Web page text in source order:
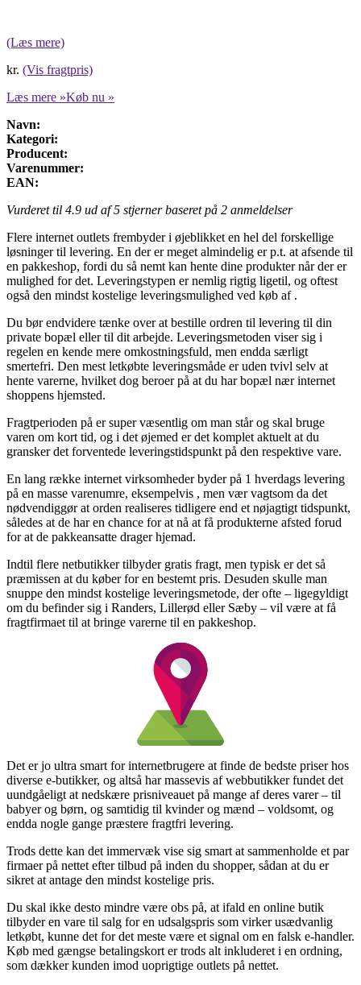
(Læs mere)
kr. (Vis fragtpris)
Læs mere »Køb nu »
Navn:
Kategori:
Producent:
Varenummer:
EAN:
Vurderet til 4.9 ud af 5 stjerner baseret på 2 anmeldelser
Flere internet outlets frembyder i øjeblikket en hel del forskellige
løsninger til levering. En der er meget almindelig er p.t. at afsende til
en pakkeshop, fordi du så nemt kan hente dine produkter når der er
mulighed for det. Leveringstypen er nemlig rigtig ligetil, og oftest
også den mindst kostelige leveringsmulighed ved køb af .
Du bør endvidere tænke over at bestille ordren til levering til din
private bopæl eller til dit arbejde. Leveringsmetoden viser sig i
regelen en kende mere omkostningsfuld, men endda særligt
smertefri. Den mest letkøbte leveringsmåde er uden tvivl selv at
hente varerne, hvilket dog beroer på at du har bopæl nær internet
shoppens hjemsted.
Fragtperioden på er super væsentlig om man står og skal bruge
varen om kort tid, og i det øjemed er det komplet aktuelt at du
gransker det forventede leveringstidspunkt på den respektive vare.
En lang række internet virksomheder byder på 1 hverdags levering
på en masse varenumre, eksempelvis , men vær vagtsom da det
nødvendiggør at orden realiseres tidligere end et nøjagtigt tidspunkt,
således at de har en chance for at nå at få produkterne afsted forud
for at de pakkeansatte drager hjemad.
Indtil flere netbutikker tilbyder gratis fragt, men typisk er det så
præmissen at du køber for en bestemt pris. Desuden skulle man
snuppe den mindst kostelige leveringsmetode, der ofte – ligegyldigt
om du befinder sig i Randers, Lillerød eller Sæby – vil være at få
fragtfirmaet til at bringe varerne til en pakkeshop.
Det er jo ultra smart for internetbrugere at finde de bedste priser hos
diverse e-butikker, og altså har massevis af webbutikker fundet det
uundgåeligt at nedskære prisniveauet på mange af deres varer – til
babyer og børn, og samtidig til kvinder og mænd – voldsomt, og
endda nogle gange præstere fragtfri levering.
Trods dette kan det immervæk vise sig smart at sammenholde et par
firmaer på nettet efter tilbud på inden du shopper, sådan at du er
sikret at antage den mindst kostelige pris.
Du skal ikke desto mindre være obs på, at ifald en online butik
tilbyder en vare til salg for en udsalgspris som virker usædvanlig
letkøbt, kunne det for det meste være et signal om en falsk e-handler.
Køb med gængse betalingskort er trods alt inkluderet i en ordning,
som dækker kunden imod uoprigtige outlets på nettet.